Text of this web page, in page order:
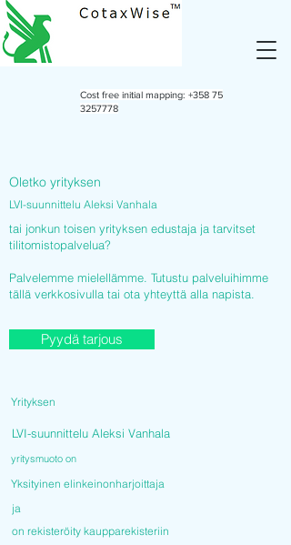
Cost free initial mapping: +358 75
3257778
Oletko yrityksen
tai jonkun toisen yrityksen edustaja ja tarvitset
tilitomistopalvelua?
Palvelemme mielellämme. Tutustu palveluihimme
tällä verkkosivulla tai ota yhteyttä alla napista.
LVI-suunnittelu Aleksi Vanhala
Pyydä tarjous
Yrityksen
LVI-suunnittelu Aleksi Vanhala
yritysmuoto on
Yksityinen elinkeinonharjoittaja
ja
on rekisteröity kaupparekisteriin